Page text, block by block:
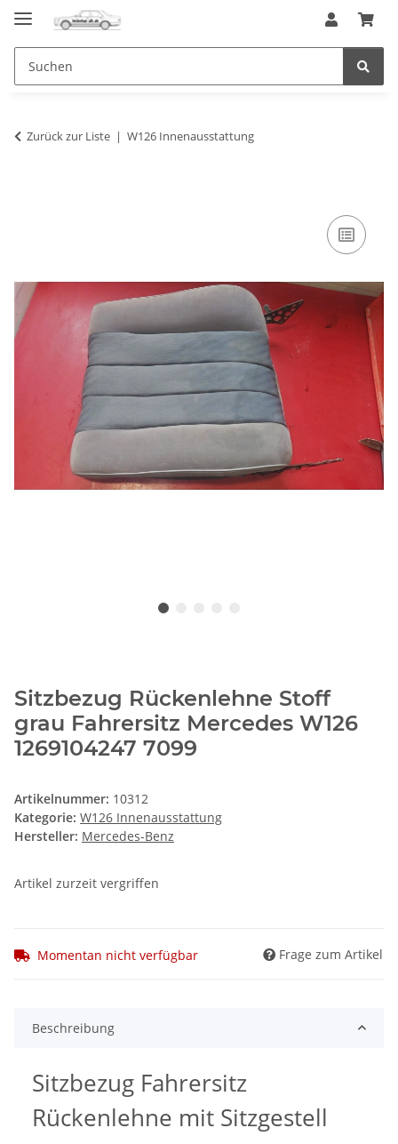
Zurück zur Liste W126 Innenausstattung
Sitzbezug Rückenlehne Stoff
grau Fahrersitz Mercedes W126
1269104247 7099
Artikelnummer: 10312
Kategorie: W126 Innenausstattung
Hersteller: Mercedes-Benz
Artikel zurzeit vergriffen
Momentan nicht verfügbar Frage zum Artikel
Beschreibung
Sitzbezug Fahrersitz
Rückenlehne mit Sitzgestell